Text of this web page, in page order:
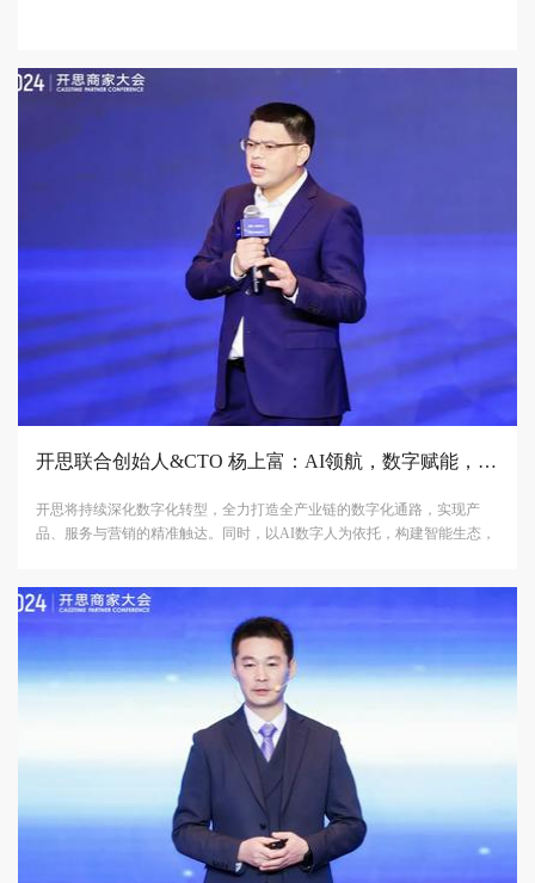
开思联合创始人&CTO 杨上富：AI领航，数字赋能，聚势提效启新程
开思将持续深化数字化转型，全力打造全产业链的数字化通路，实现产
品、服务与营销的精准触达。同时，以AI数字人为依托，构建智能生态，